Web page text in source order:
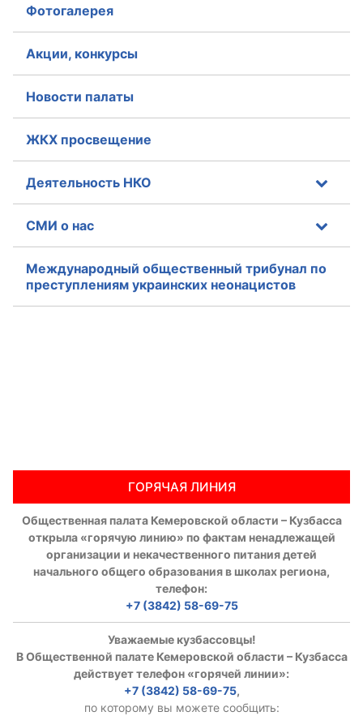
Фотогалерея
Акции, конкурсы
Новости палаты
ЖКХ просвещение
Деятельность НКО
СМИ о нас
Международный общественный трибунал по
преступлениям украинских неонацистов
ГОРЯЧАЯ ЛИНИЯ
Общественная палата Кемеровской области – Кузбасса
открыла «горячую линию» по фактам ненадлежащей
организации и некачественного питания детей
начального общего образования в школах региона,
телефон:
+7 (3842) 58-69-75
Уважаемые кузбассовцы!
В Общественной палате Кемеровской области – Кузбасса
действует телефон «горячей линии»:
+7 (3842) 58-69-75,
по которому вы можете сообщить: